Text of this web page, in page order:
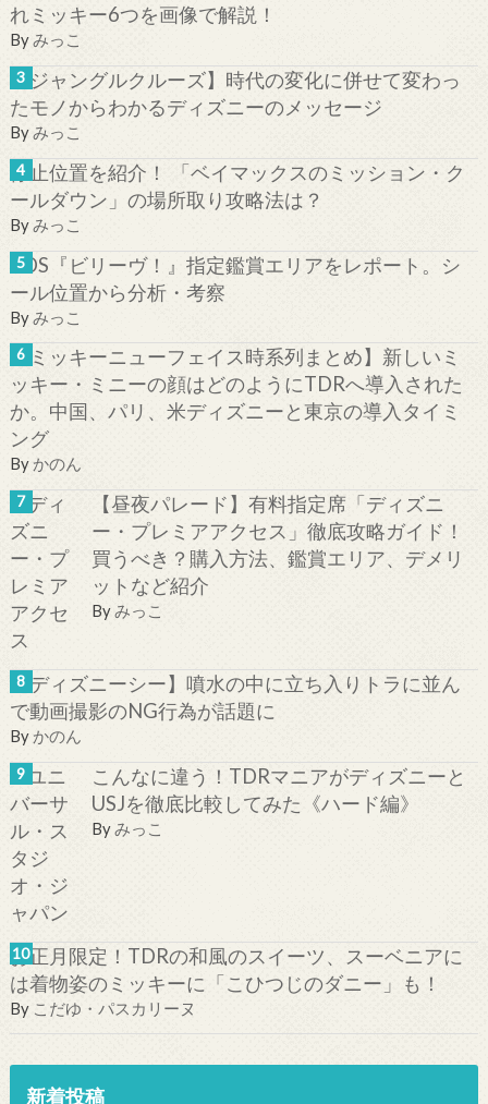
れミッキー6つを画像で解説！
Byみっこ
【ジャングルクルーズ】時代の変化に併せて変わっ
たモノからわかるディズニーのメッセージ
Byみっこ
停止位置を紹介！ 「ベイマックスのミッション・ク
ールダウン」の場所取り攻略法は？
Byみっこ
TDS『ビリーヴ！』指定鑑賞エリアをレポート。シ
ール位置から分析・考察
By みっこ
【ミッキーニューフェイス時系列まとめ】新しいミ
ッキー・ミニーの顔はどのようにTDRへ導入された
か。中国、パリ、米ディズニーと東京の導入タイミ
ング
Byかのん
【昼夜パレード】有料指定席「ディズニ
ー・プレミアアクセス」徹底攻略ガイド！
買うべき？購入方法、鑑賞エリア、デメリ
ットなど紹介
Byみっこ
【ディズニーシー】噴水の中に立ち入りトラに並ん
で動画撮影のNG行為が話題に
By かのん
こんなに違う！TDRマニアがディズニーと
USJを徹底比較してみた《ハード編》
Byみっこ
お正月限定！TDRの和風のスイーツ、スーベニアに
は着物姿のミッキーに「こひつじのダニー」も！
By こだゆ・パスカリーヌ
新着投稿